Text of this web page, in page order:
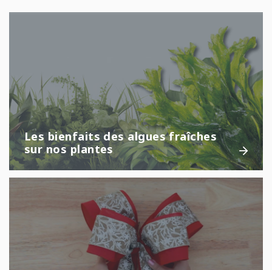
Les bienfaits des algues fraîches
sur nos plantes